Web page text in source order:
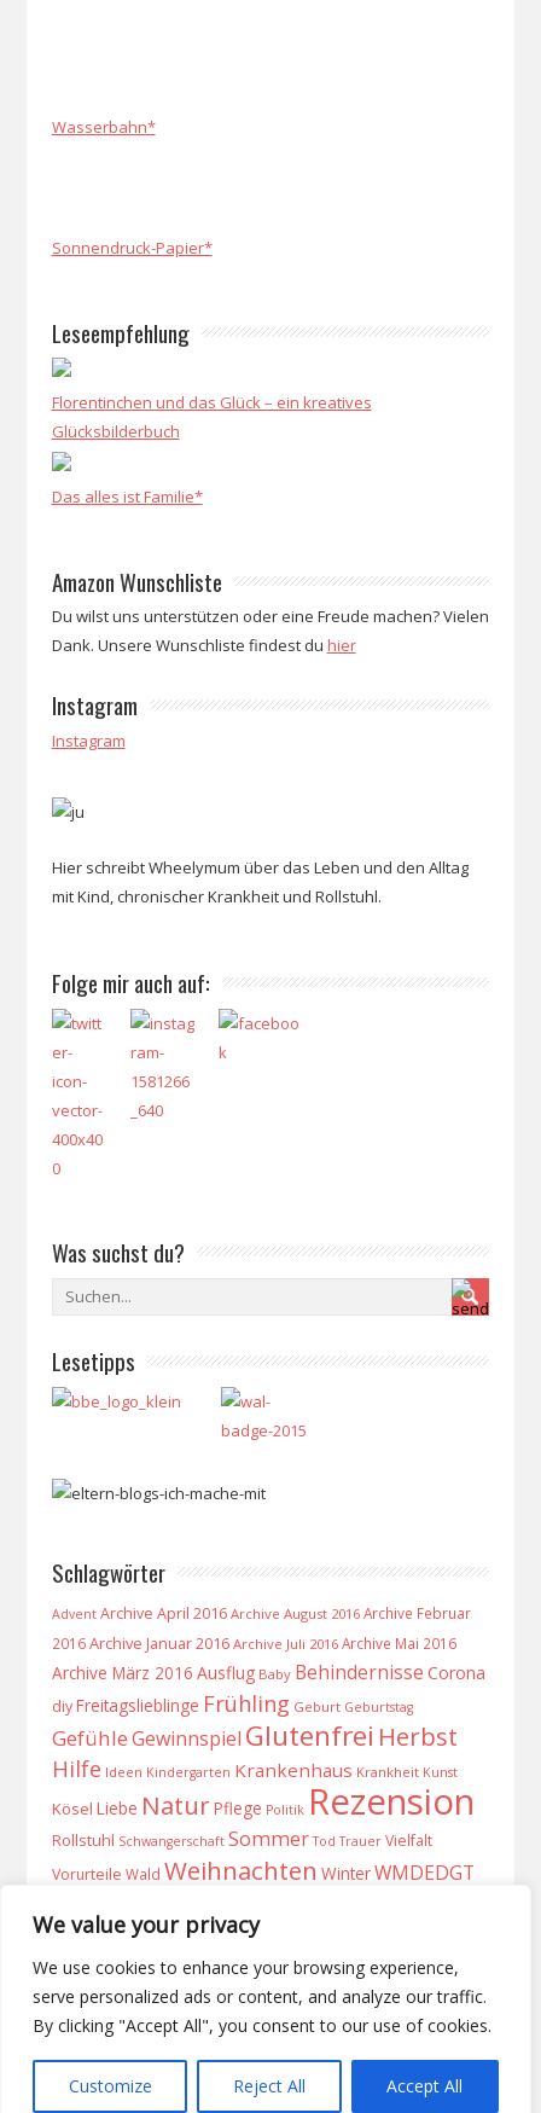
We value your privacy
We use cookies to enhance your browsing experience,
serve personalized ads or content, and analyze our traffic.
By clicking "Accept All", you consent to our use of cookies.
Customize Reject All Accept All
Wasserbahn*
Sonnendruck-Papier*
Leseempfehlung
Florentinchen und das Glück – ein kreatives
Glücksbilderbuch
Das alles ist Familie*
Amazon Wunschliste
Du wilst uns unterstützen oder eine Freude machen? Vielen
Dank. Unsere Wunschliste findest du hier
Instagram
Instagram
Hier schreibt Wheelymum über das Leben und den Alltag
mit Kind, chronischer Krankheit und Rollstuhl.
Folge mir auch auf:
Was suchst du?
Lesetipps
Schlagwörter
Advent Archive April 2016 Archive August 2016 Archive Februar
2016 Archive Januar 2016 Archive Juli 2016 Archive Mai 2016
Archive März 2016 Ausflug Baby Behindernisse Corona
diy Freitagslieblinge Frühling Geburt Geburtstag
GefühleGewinnspiel Glutenfrei Herbst
Hilfe Ideen Kindergarten Krankenhaus Krankheit Kunst
Kösel Liebe NaturPflege Politik Rezension
Rollstuhl Schwangerschaft Sommer Tod Trauer Vielfalt
Vorurteile Wald Weihnachten WinterWMDEDGT
Was möchtest du finden?